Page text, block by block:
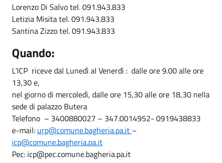
Lorenzo Di Salvo tel. 091.943.833
Letizia Misita tel. 091.943.833
Santina Zizzo tel. 091.943.833
Quando:
L’ICP riceve dal Lunedì al Venerdì : dalle ore 9.00 alle ore
13,30 e,
nel giorno di mercoledì, dalle ore 15,30 alle ore 18,30 nella
sede di palazzo Butera
Telefono – 3400880027 – 347.0014952- 0919438833
e-mail: urp@comune.bagheria.pa.it –
icp@comune.bagheria.pa.it
Pec: icp@pec.comune.bagheria.pa.it